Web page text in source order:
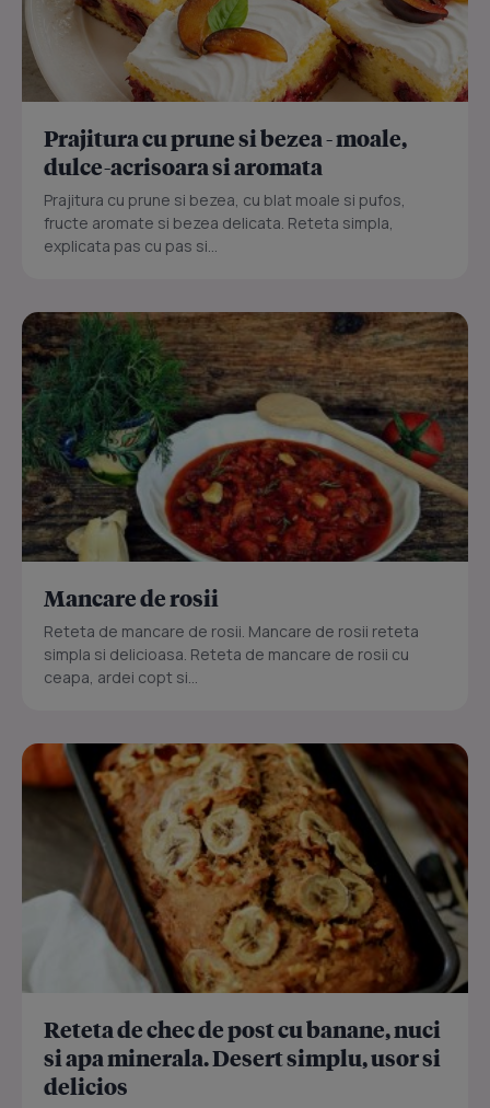
Prajitura cu prune si bezea - moale,
dulce-acrisoara si aromata
Prajitura cu prune si bezea, cu blat moale si pufos,
fructe aromate si bezea delicata. Reteta simpla,
explicata pas cu pas si...
Mancare de rosii
Reteta de mancare de rosii. Mancare de rosii reteta
simpla si delicioasa. Reteta de mancare de rosii cu
ceapa, ardei copt si...
Reteta de chec de post cu banane, nuci
si apa minerala. Desert simplu, usor si
delicios